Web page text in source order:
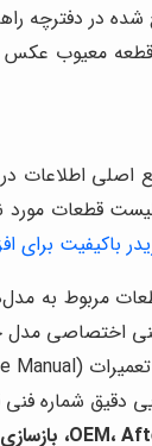
در دفترچه
قطعه معیوب عکس
قطعات مورد
باکیفیت برای
مربوط به
اختصاصی مدل
دقیق شماره فنی